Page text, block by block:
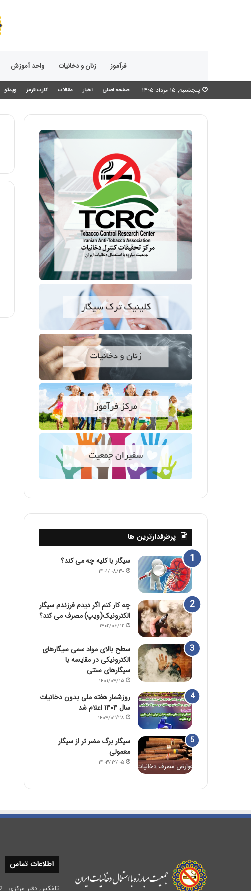
فرآموز زنان و دخانیات واحد آموزش
پنجشنبه, ۱۵ مرداد ۱۴۰۵ صفحه اصلی اخبار مقالات کارت قرمز ویدئو
پرطرفدارترین ها
سیگار با کلیه چه می کند؟
۱۴۰۱/۰۸/۳۰
چه کار کنم اگر دیدم فرزندم سیگار
الکترونیک(ویپ) مصرف می کند؟
۱۴۰۲/۰۶/۱۲
سطح بالای مواد سمی سیگارهای
الکترونیکی در مقایسه با
سیگارهای سنتی
۱۴۰۱/۰۴/۱۵
روزشمار هفته ملی بدون دخانیات
سال ۱۴۰۴ اعلام شد
۱۴۰۴/۰۲/۲۸
سیگار برگ مضر تر از سیگار
معمولی
۱۴۰۳/۱۲/۰۵
اطلاعات تماس
تلفکس دفتر مرکزی : 2-88105001-021